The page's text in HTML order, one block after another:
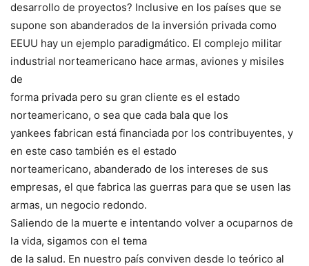
desarrollo de proyectos? Inclusive en los países que se
supone son abanderados de la inversión privada como
EEUU hay un ejemplo paradigmático. El complejo militar
industrial norteamericano hace armas, aviones y misiles
de
forma privada pero su gran cliente es el estado
norteamericano, o sea que cada bala que los
yankees fabrican está financiada por los contribuyentes, y
en este caso también es el estado
norteamericano, abanderado de los intereses de sus
empresas, el que fabrica las guerras para que se usen las
armas, un negocio redondo.
Saliendo de la muerte e intentando volver a ocuparnos de
la vida, sigamos con el tema
de la salud. En nuestro país conviven desde lo teórico al